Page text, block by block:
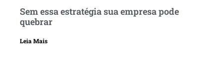
Sem essa estratégia sua empresa pode
quebrar
Leia Mais